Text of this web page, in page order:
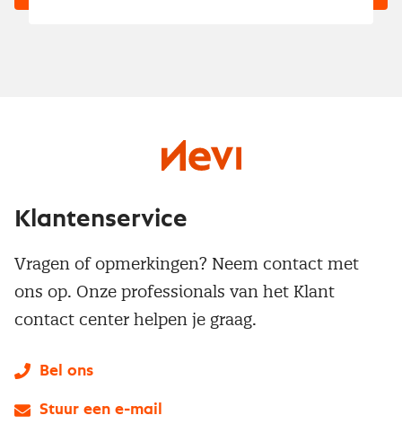
Klantenservice
Vragen of opmerkingen? Neem contact met
ons op. Onze professionals van het Klant
contact center helpen je graag.
Bel ons
Stuur een e-mail